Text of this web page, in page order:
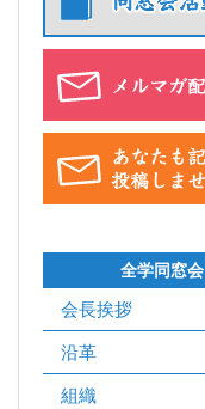
全学同窓会
会長挨拶
沿革
組織